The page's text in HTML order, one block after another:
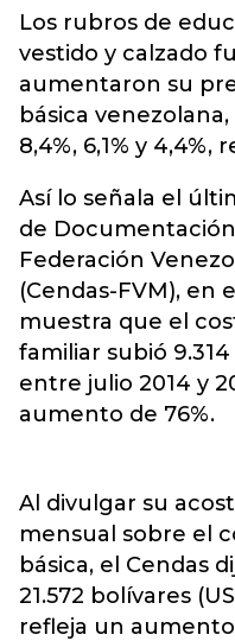
Los rubros de
vestido y calzado
aumentaron su
básica
8,4%, 6,1% y
Así lo señala el
de Documentación
Federación
(Cendas-FVM), en
muestra que el
familiar subió 9.314
entre julio 2014 y
aumento de 76%.
Al divulgar su
mensual sobre el
básica, el Cendas
21.572 bolívares
refleja un aumento